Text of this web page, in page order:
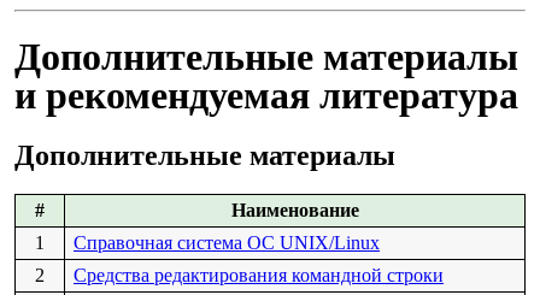
Дополнительные материалы
и рекомендуемая литература
Дополнительные материалы
#
Наименование
1
Справочная система ОС UNIX/Linux
2
Средства редактирования командной строки